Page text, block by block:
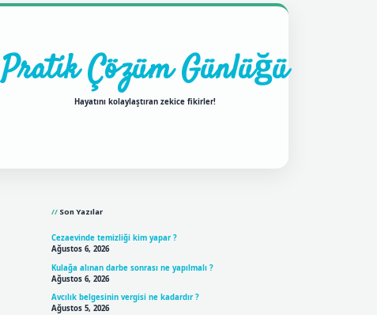
Pratik Çözüm Günlüğü
Hayatını kolaylaştıran zekice fikirler!
Son Yazılar
Cezaevinde temizliği kim yapar ?
Ağustos 6, 2026
Kulağa alınan darbe sonrası ne yapılmalı ?
Ağustos 6, 2026
Avcılık belgesinin vergisi ne kadardır ?
Ağustos 5, 2026